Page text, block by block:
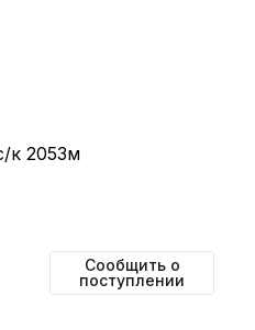
к 2053м
Сообщить о
поступлении